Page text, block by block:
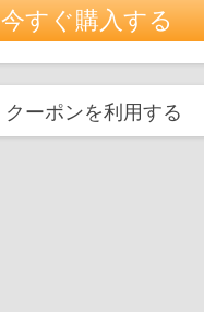
今すぐ購入する
クーポンを利用する